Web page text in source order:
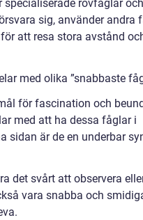
rovfåglar och
sig, använder andra
att resa stora avstånd
med olika ”snabbaste
för fascination och
med att ha dessa fåglar i
sidan är de en underbar
det svårt att observera
vara snabba och